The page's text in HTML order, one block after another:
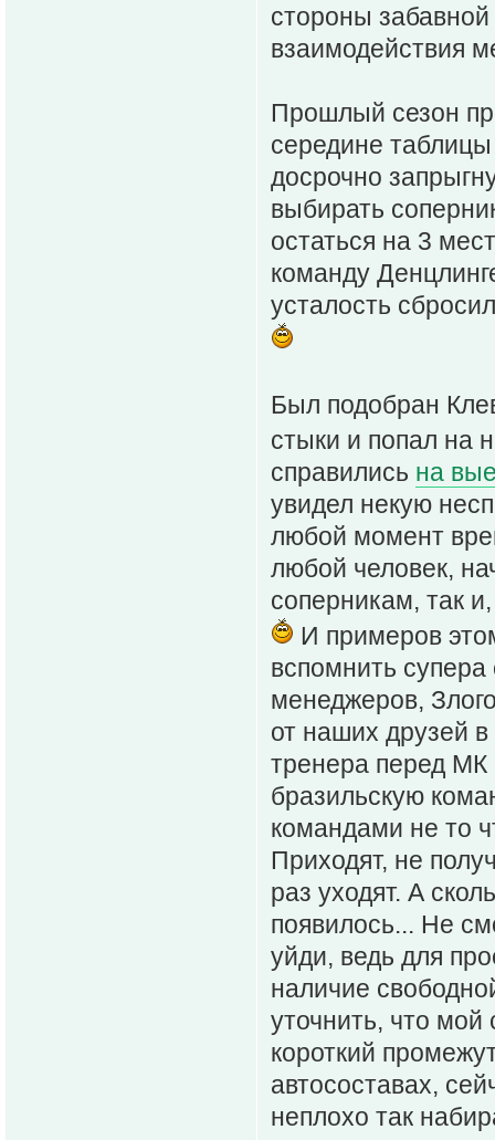
стороны
взаимодействия
Прошлый сезон
середине
досрочно
выбирать
остаться на 3
команду
усталость
Был подобран
стыки и попал на
справились на
увидел некую
любой момент
любой человек,
соперникам, так
И примеров
вспомнить
менеджеров,
от наших друзей
тренера перед
бразильскую
командами не то
Приходят, не
раз уходят. А
появилось... Не
уйди, ведь для
наличие
уточнить, что
короткий
автосоставах,
неплохо так